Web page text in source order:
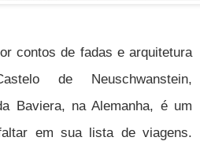
contos de fadas e arquitetura
de Neuschwanstein,
Baviera, na Alemanha, é um
em sua lista de viagens.